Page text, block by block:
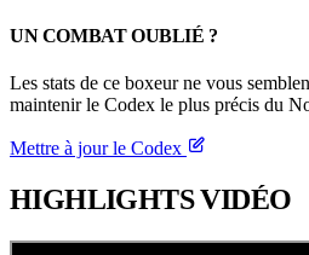
UN COMBAT OUBLIÉ ?
Les stats de ce boxeur ne vous
maintenir le Codex le plus précis du
Mettre à jour le Codex
HIGHLIGHTSVIDÉO